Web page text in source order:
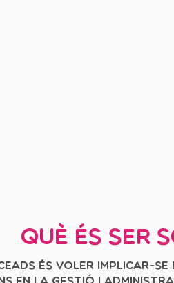
Què és ser
és voler implicar-